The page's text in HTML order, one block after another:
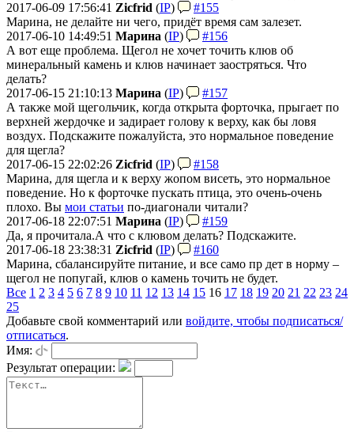
2017-06-09 17:56:41 Zicfrid (IP)
#155
Марина, не делайте ни чего, придёт время сам залезет.
2017-06-10 14:49:51 Марина (IP)
#156
А вот еще проблема. Щегол не хочет точить клюв об
минеральный камень и клюв начинает заостряться. Что
делать?
2017-06-15 21:10:13 Марина (IP)
#157
А также мой щегольчик, когда открыта форточка, прыгает по
верхней жердочке и задирает голову к верху, как бы ловя
воздух. Подскажите пожалуйста, это нормальное поведение
для щегла?
2017-06-15 22:02:26 Zicfrid (IP)
#158
Марина, для щегла и к верху жопом висеть, это нормальное
поведение. Но к форточке пускать птица, это очень-очень
плохо. Вы мои статьи по-диагонали читали?
2017-06-18 22:07:51 Марина (IP)
#159
Да, я прочитала.А что с клювом делать? Подскажите.
2017-06-18 23:38:31 Zicfrid (IP)
#160
Марина, сбалансируйте питание, и все само пр дет в норму –
щегол не попугай, клюв о камень точить не будет.
Все 1 2 3 4 5 6 7 8 9 10 11 12 13 14 15 16 17 18 19 20 21 22 23 24
25
Добавьте свой комментарий или войдите, чтобы подписаться/
отписаться.
Имя:
Результат операции: